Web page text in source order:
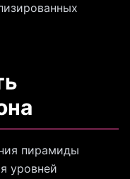
пирамиды
уровней